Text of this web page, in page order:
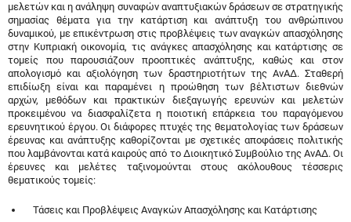
μελετών και η ανάληψη συναφών αναπτυξιακών δράσεων σε στρατηγικής
σημασίας θέματα για την κατάρτιση και ανάπτυξη του ανθρώπινου
δυναμικού, με επικέντρωση στις προβλέψεις των αναγκών απασχόλησης
στην Κυπριακή οικονομία, τις ανάγκες απασχόλησης και κατάρτισης σε
τομείς που παρουσιάζουν προοπτικές ανάπτυξης, καθώς και στον
απολογισμό και αξιολόγηση των δραστηριοτήτων της ΑνΑΔ. Σταθερή
επιδίωξη είναι και παραμένει η προώθηση των βέλτιστων διεθνών
αρχών, μεθόδων και πρακτικών διεξαγωγής ερευνών και μελετών
προκειμένου να διασφαλίζετα η ποιοτική επάρκεια του παραγόμενου
ερευνητικού έργου. Οι διάφορες πτυχές της θεματολογίας των δράσεων
έρευνας και ανάπτυξης καθορίζονται με σχετικές αποφάσεις πολιτικής
που λαμβάνονται κατά καιρούς από το Διοικητικό Συμβούλιο της ΑνΑΔ. Οι
έρευνες και μελέτες ταξινομούνται στους ακόλουθους τέσσερις
θεματικούς τομείς:
Τάσεις και Προβλέψεις Αναγκών Απασχόλησης και Κατάρτισης